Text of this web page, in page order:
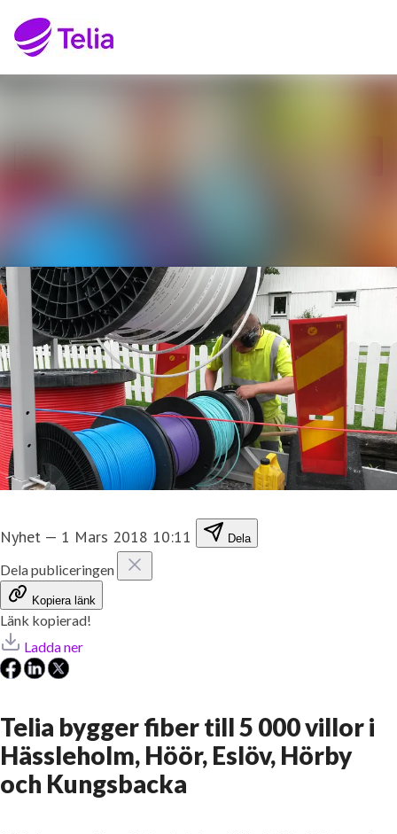
Nyhet — 1 Mars 2018 10:11 Dela
Dela publiceringen
Kopiera länk
Länk kopierad!
Ladda ner
Telia bygger fiber till 5 000 villor i
Hässleholm, Höör, Eslöv, Hörby
och Kungsbacka